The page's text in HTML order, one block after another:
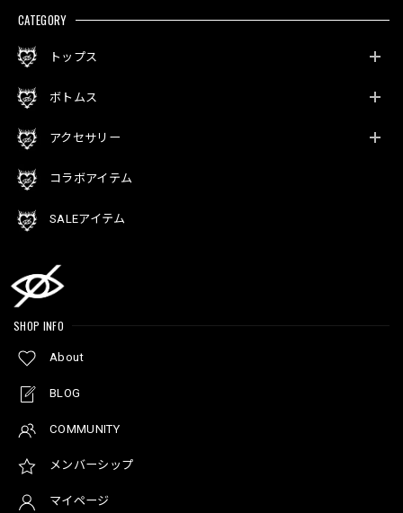
CATEGORY
トップス
ボトムス
アクセサリー
コラボアイテム
SALEアイテム
SHOP INFO
About
BLOG
COMMUNITY
メンバーシップ
マイページ